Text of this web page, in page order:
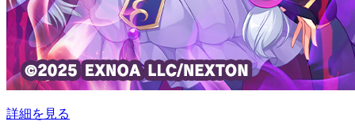
詳細を見る